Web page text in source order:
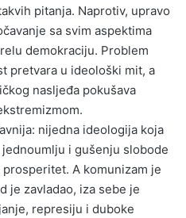
pitanja. Naprotiv, upravo
sa svim aspektima
demokraciju. Problem
pretvara u ideološki mit, a
nasljeđa pokušava
nijedna ideologija koja
i gušenju slobode
A komunizam je
je zavladao, iza sebe je
represiju i duboke